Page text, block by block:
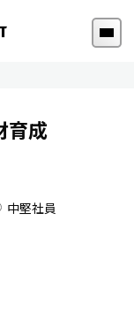
育成
中堅社員